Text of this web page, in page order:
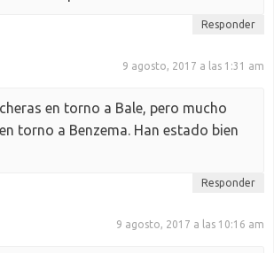
Responder
9 agosto, 2017 a las 1:31 am
en torno a Bale, pero mucho
torno a Benzema. Han estado bien
Responder
9 agosto, 2017 a las 10:16 am